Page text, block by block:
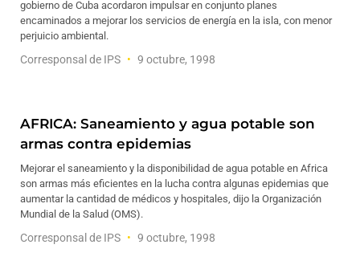
gobierno de Cuba acordaron impulsar en conjunto planes
encaminados a mejorar los servicios de energía en la isla, con menor
perjuicio ambiental.
Corresponsal de IPS 9 octubre, 1998
AFRICA: Saneamiento y agua potable son
armas contra epidemias
Mejorar el saneamiento y la disponibilidad de agua potable en Africa
son armas más eficientes en la lucha contra algunas epidemias que
aumentar la cantidad de médicos y hospitales, dijo la Organización
Mundial de la Salud (OMS).
Corresponsal de IPS 9 octubre, 1998